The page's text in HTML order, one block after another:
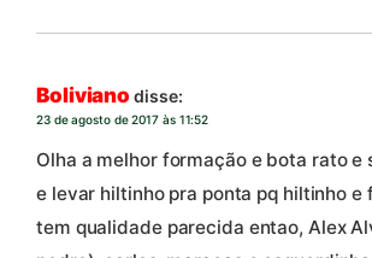
Boliviano disse:
23 de agosto de 2017 às 11:52
Olha a melhor formação e bota rato e
e levar hiltinho pra ponta pq hiltinho e
tem qualidade parecida entao, Alex